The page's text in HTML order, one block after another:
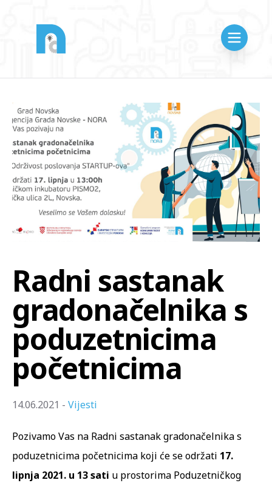
Radni sastanak
gradonačelnika s
poduzetnicima
početnicima
14.06.2021 - Vijesti
Pozivamo Vas na Radni sastanak gradonačelnika s
poduzetnicima početnicima koji će se održati 17.
lipnja 2021. u 13 sati u prostorima Poduzetničkog